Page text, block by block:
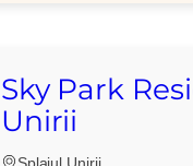
Sky Park
Unirii